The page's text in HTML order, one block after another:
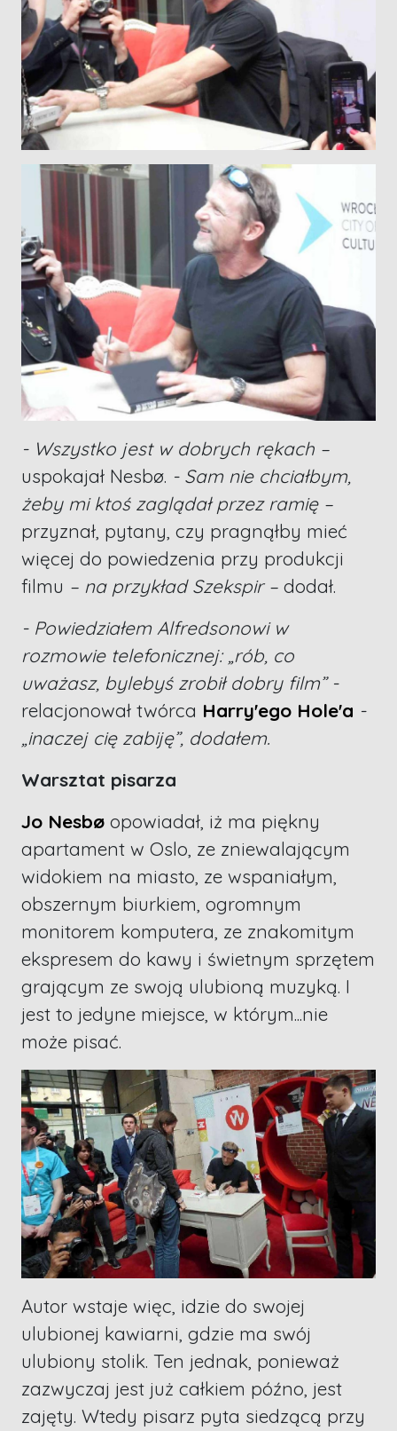
- Wszystko jest w dobrych rękach –
uspokajał Nesbø. - Sam nie chciałbym,
żeby mi ktoś zaglądał przez ramię –
przyznał, pytany, czy pragnąłby mieć
więcej do powiedzenia przy produkcji
filmu – na przykład Szekspir – dodał.
- Powiedziałem Alfredsonowi w
rozmowie telefonicznej: „rób, co
uważasz, bylebyś zrobił dobry film” -
relacjonował twórca Harry'ego Hole'a -
„inaczej cię zabiję”, dodałem.
Warsztat pisarza
Jo Nesbø opowiadał, iż ma piękny
apartament w Oslo, ze zniewalającym
widokiem na miasto, ze wspaniałym,
obszernym biurkiem, ogromnym
monitorem komputera, ze znakomitym
ekspresem do kawy i świetnym sprzętem
grającym ze swoją ulubioną muzyką. I
jest to jedyne miejsce, w którym...nie
może pisać.
Autor wstaje więc, idzie do swojej
ulubionej kawiarni, gdzie ma swój
ulubiony stolik. Ten jednak, ponieważ
zazwyczaj jest już całkiem późno, jest
zajęty. Wtedy pisarz pyta siedzącą przy